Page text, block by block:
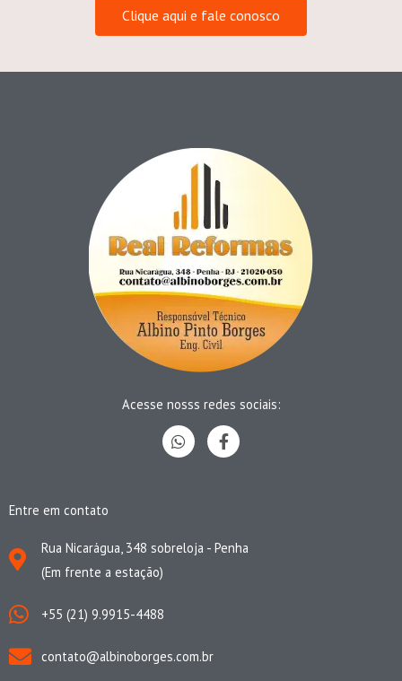
Clique aqui e fale conosco
Acesse nosss redes sociais:
W
h
a
p
F
a
c
k
Entre em contato
Rua Nicarágua, 348 sobreloja - Penha
(Em frente a estação)
+55 (21) 9.9915-4488
contato@albinoborges.com.br